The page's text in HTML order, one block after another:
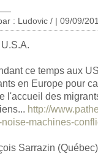
: Ludovic / | 09/09/
ce temps aux
en Europe pour
l'accueil des
http://
machines-
Sarrazin (Québec)